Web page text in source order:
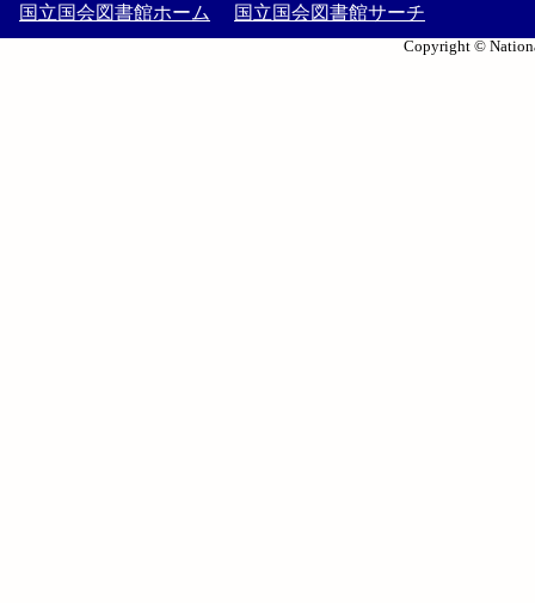
国立国会図書館ホーム 国立国会図書館サーチ
Copyright ©